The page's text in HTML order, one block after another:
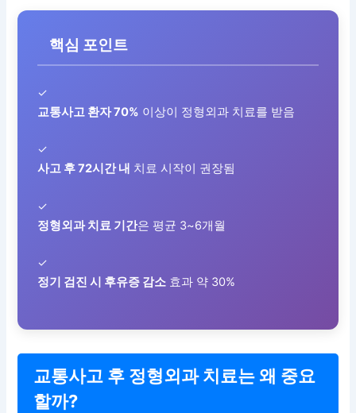
핵심 포인트
✓
교통사고 환자 70% 이상이 정형외과 치료를 받음
✓
사고 후 72시간 내 치료 시작이 권장됨
✓
정형외과 치료 기간은 평균 3~6개월
✓
정기 검진 시 후유증 감소 효과 약 30%
교통사고 후 정형외과 치료는 왜 중요
할까?